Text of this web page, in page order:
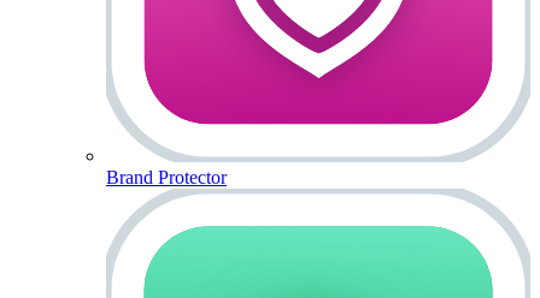
Brand Protector